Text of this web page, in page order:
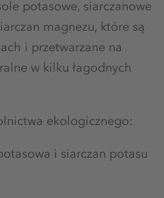
potasowe, siarczanowe
magnezu, które są
i przetwarzane na
w kilku łagodnych
ekologicznego:
i siarczan potasu